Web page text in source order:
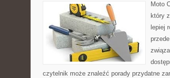
Moto
który
lepiej
czytelnik może znaleźć porady przydatne